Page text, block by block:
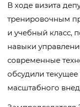
В ходе визита
тренировочным
и учебный класс,
навыки
современные
обсудили текущее
масштабного